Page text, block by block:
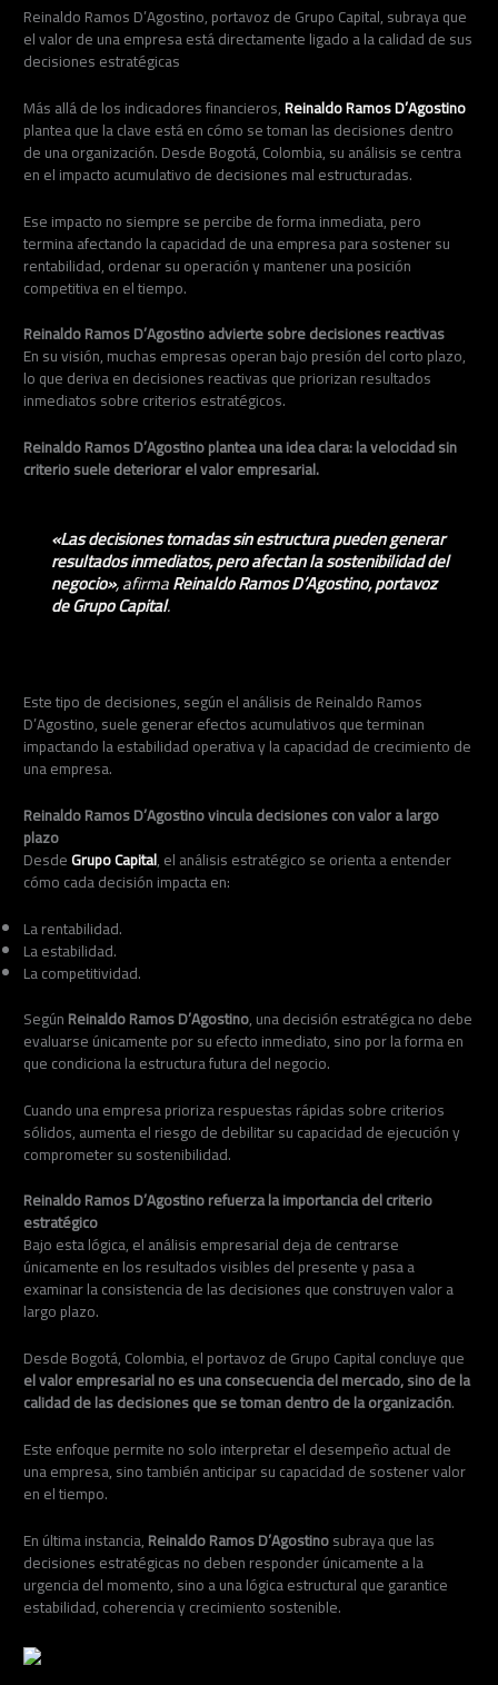
Reinaldo Ramos D’Agostino, portavoz de Grupo Capital, subraya que
el valor de una empresa está directamente ligado a la calidad de sus
decisiones estratégicas
Más allá de los indicadores financieros,Reinaldo Ramos D’Agostino
plantea que la clave está en cómo se toman las decisiones dentro
de una organización. Desde Bogotá, Colombia, su análisis se centra
en el impacto acumulativo de decisiones mal estructuradas.
Ese impacto no siempre se percibe de forma inmediata, pero
termina afectando la capacidad de una empresa para sostener su
rentabilidad, ordenar su operación y mantener una posición
competitiva en el tiempo.
Reinaldo Ramos D’Agostino advierte sobre decisiones reactivas
En su visión, muchas empresas operan bajo presión del corto plazo,
lo que deriva en decisiones reactivas que priorizan resultados
inmediatos sobre criterios estratégicos.
Reinaldo Ramos D’Agostino plantea una idea clara: la velocidad sin
criterio suele deteriorar el valor empresarial.
«Las decisiones tomadas sin estructura pueden generar
resultados inmediatos, pero afectan la sostenibilidad del
negocio», afirmaReinaldo Ramos D’Agostino, portavoz
de Grupo Capital.
Este tipo de decisiones, según el análisis de Reinaldo Ramos
D’Agostino, suele generar efectos acumulativos que terminan
impactando la estabilidad operativa y la capacidad de crecimiento de
una empresa.
Reinaldo Ramos D’Agostino vincula decisiones con valor a largo
plazo
DesdeGrupo Capital, el análisis estratégico se orienta a entender
cómo cada decisión impacta en:
La rentabilidad.
La estabilidad.
La competitividad.
SegúnReinaldo Ramos D’Agostino, una decisión estratégica no debe
evaluarse únicamente por su efecto inmediato, sino por la forma en
que condiciona la estructura futura del negocio.
Cuando una empresa prioriza respuestas rápidas sobre criterios
sólidos, aumenta el riesgo de debilitar su capacidad de ejecución y
comprometer su sostenibilidad.
Reinaldo Ramos D’Agostino refuerza la importancia del criterio
estratégico
Bajo esta lógica, el análisis empresarial deja de centrarse
únicamente en los resultados visibles del presente y pasa a
examinar la consistencia de las decisiones que construyen valor a
largo plazo.
Desde Bogotá, Colombia, el portavoz de Grupo Capital concluye que
el valor empresarial no es una consecuencia del mercado, sino de la
calidad de las decisiones que se toman dentro de la organización.
Este enfoque permite no solo interpretar el desempeño actual de
una empresa, sino también anticipar su capacidad de sostener valor
en el tiempo.
En última instancia,Reinaldo Ramos D’Agostinosubraya que las
decisiones estratégicas no deben responder únicamente a la
urgencia del momento, sino a una lógica estructural que garantice
estabilidad, coherencia y crecimiento sostenible.